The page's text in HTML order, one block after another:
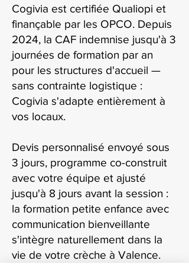
Cogivia est certifiée Qualiopi et
finançable par les OPCO. Depuis
2024, la CAF indemnise jusqu'à 3
journées de formation par an
pour les structures d'accueil —
sans contrainte logistique :
Cogivia s'adapte entièrement à
vos locaux.
Devis personnalisé envoyé sous
3 jours, programme co-construit
avec votre équipe et ajusté
jusqu'à 8 jours avant la session :
la formation petite enfance avec
communication bienveillante
s'intègre naturellement dans la
vie de votre crèche à Valence.